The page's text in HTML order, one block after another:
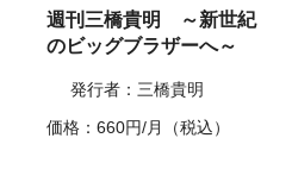
週刊三橋貴明 ～新世紀
のビッグブラザーへ～
発行者：三橋貴明
価格：660円/月（税込）